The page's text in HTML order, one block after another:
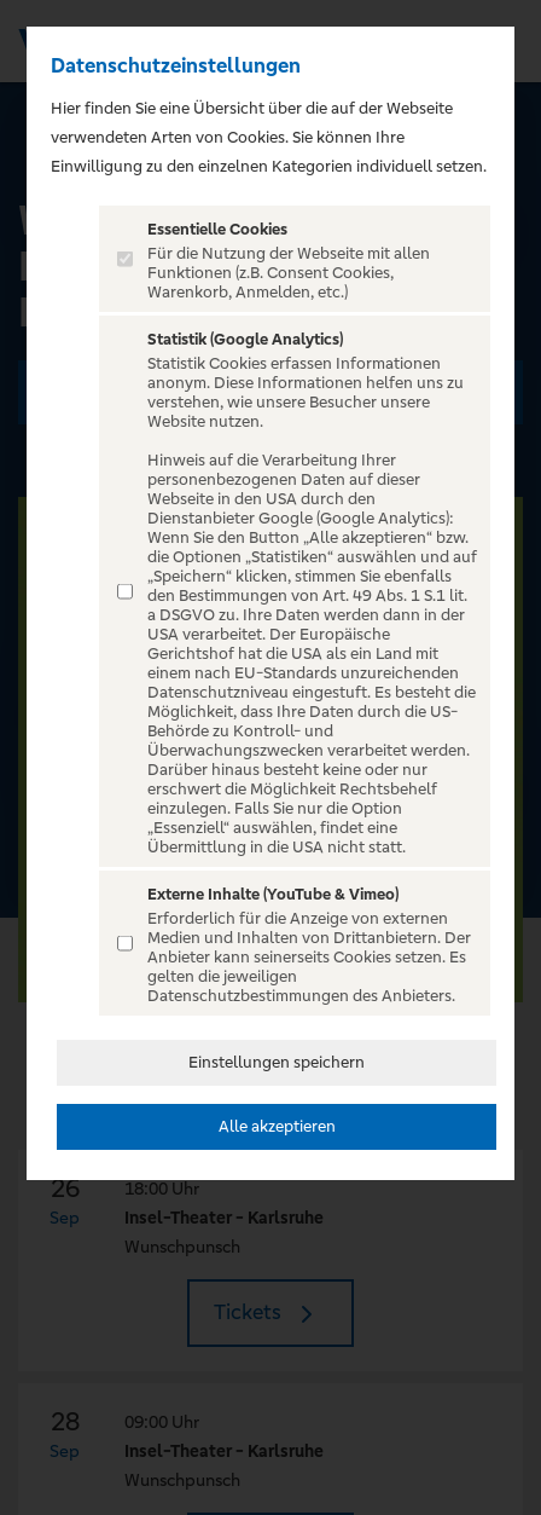
ALLE EVENTS
Wunschpunsch -
Badisches Staatstheater
Karlsruhe
Zu den Terminen
VERANSTALTUNG WÄHLEN
26
Sep
18:00 Uhr
Insel-Theater - Karlsruhe
Wunschpunsch
Tickets
28
Sep
09:00 Uhr
Insel-Theater - Karlsruhe
Wunschpunsch
Datenschutzeinstellungen
Hier finden Sie eine Übersicht über die auf der Webseite
verwendeten Arten von Cookies. Sie können Ihre
Einwilligung zu den einzelnen Kategorien individuell setzen.
Essentielle Cookies
Für die Nutzung der Webseite mit allen
Funktionen (z.B. Consent Cookies,
Warenkorb, Anmelden, etc.)
Statistik (Google Analytics)
Statistik Cookies erfassen Informationen
anonym. Diese Informationen helfen uns zu
verstehen, wie unsere Besucher unsere
Website nutzen.
Hinweis auf die Verarbeitung Ihrer
personenbezogenen Daten auf dieser
Webseite in den USA durch den
Dienstanbieter Google (Google Analytics):
Wenn Sie den Button „Alle akzeptieren“ bzw.
die Optionen „Statistiken“ auswählen und auf
„Speichern“ klicken, stimmen Sie ebenfalls
den Bestimmungen von Art. 49 Abs. 1 S.1 lit.
a DSGVO zu. Ihre Daten werden dann in der
USA verarbeitet. Der Europäische
Gerichtshof hat die USA als ein Land mit
einem nach EU-Standards unzureichenden
Datenschutzniveau eingestuft. Es besteht die
Möglichkeit, dass Ihre Daten durch die US-
Behörde zu Kontroll- und
Überwachungszwecken verarbeitet werden.
Darüber hinaus besteht keine oder nur
erschwert die Möglichkeit Rechtsbehelf
einzulegen. Falls Sie nur die Option
„Essenziell“ auswählen, findet eine
Übermittlung in die USA nicht statt.
Externe Inhalte (YouTube & Vimeo)
Erforderlich für die Anzeige von externen
Medien und Inhalten von Drittanbietern. Der
Anbieter kann seinerseits Cookies setzen. Es
gelten die jeweiligen
Datenschutzbestimmungen des Anbieters.
Einstellungen speichern
Alle akzeptieren